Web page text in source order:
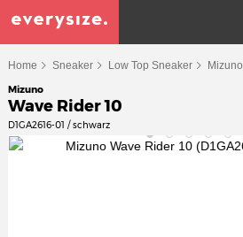
Home Sneaker Low Top Sneaker Mizuno
Mizuno
Wave Rider 10
D1GA2616-01 / schwarz